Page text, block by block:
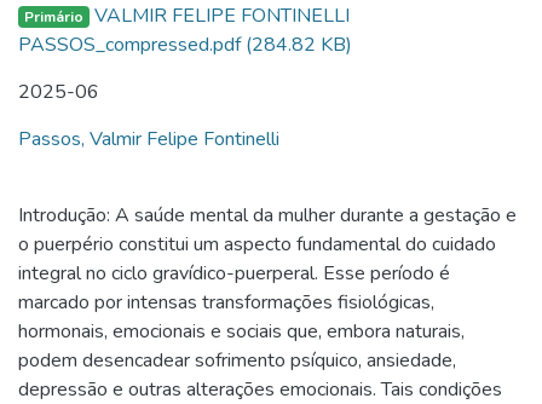
Primário VALMIR FELIPE FONTINELLI
PASSOS_compressed.pdf(284.82 KB)
2025-06
Passos, Valmir Felipe Fontinelli
Introdução: A saúde mental da mulher durante a gestação e
o puerpério constitui um aspecto fundamental do cuidado
integral no ciclo gravídico-puerperal. Esse período é
marcado por intensas transformações fisiológicas,
hormonais, emocionais e sociais que, embora naturais,
podem desencadear sofrimento psíquico, ansiedade,
depressão e outras alterações emocionais. Tais condições